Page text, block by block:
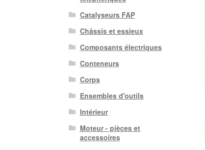
Catalyseurs FAP
Châssis et essieux
Composants électriques
Conteneurs
Corps
Ensembles d'outils
Intérieur
Moteur - pièces et
accessoires